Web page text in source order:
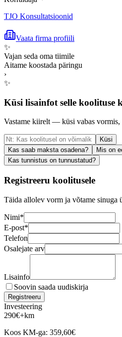
TJO Konsultatsioonid
Vaata firma profiili
✨
Vajan seda oma tiimile
Aitame koostada päringu
›
✨
Küsi lisainfot selle koolituse
Vastame kiirelt — küsi vabas vormis,
Küsi
Kas saab maksta osadena?
Mis on
Kas tunnistus on tunnustatud?
Registreeru koolitusele
Täida allolev vorm ja võtame sinuga
Nimi*
E-post*
Telefon
Osalejate arv
Lisainfo
Soovin saada uudiskirja
Registreeru
Investeering
290€+km
Koos KM-ga: 359,60€